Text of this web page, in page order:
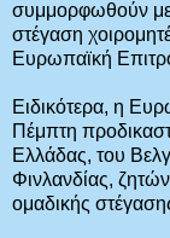
συμμορφωθούν με
στέγαση
Ευρωπαϊκή
Ειδικότερα, η
Πέμπτη
Ελλάδας, του
Φινλανδίας,
ομαδικής